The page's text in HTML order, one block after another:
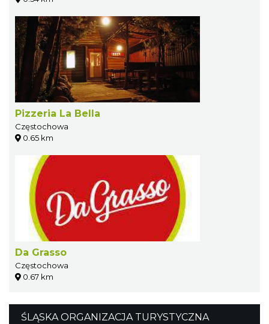
Pizzeria La Bella
Częstochowa
0.65 km
Da Grasso
Częstochowa
0.67 km
ŚLĄSKA ORGANIZACJA TURYSTYCZNA